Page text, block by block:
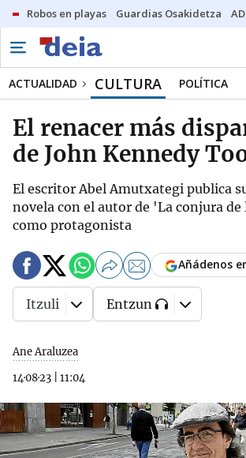
Robos en playas Guardias Osakidetza
ACTUALIDAD CULTURA POLÍTICA
El renacer más
de John Kennedy
El escritor Abel Amutxategi publica
novela con el autor de 'La conjura de
como protagonista
Ane Araluzea
14·08·23
11:04
Añádenos
Itzuli Entzun